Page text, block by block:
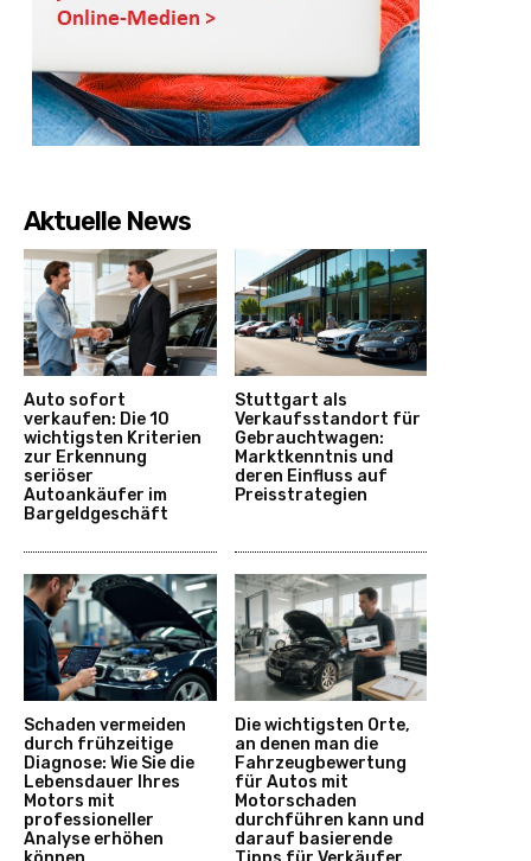
Aktuelle News
Auto sofort
verkaufen: Die 10
wichtigsten Kriterien
zur Erkennung
seriöser
Autoankäufer im
Bargeldgeschäft
Stuttgart als
Verkaufsstandort für
Gebrauchtwagen:
Marktkenntnis und
deren Einfluss auf
Preisstrategien
Schaden vermeiden
durch frühzeitige
Diagnose: Wie Sie die
Lebensdauer Ihres
Motors mit
professioneller
Analyse erhöhen
Die wichtigsten Orte,
an denen man die
Fahrzeugbewertung
für Autos mit
Motorschaden
durchführen kann und
darauf basierende